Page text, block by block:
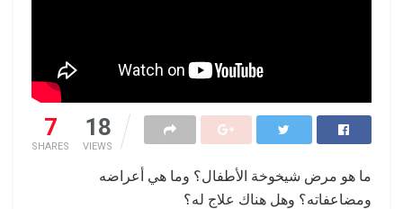
7
SHARES
18
VIEWS
ما هو مرض شيخوخة الأطفال؟ وما هي أعراضه
ومضاعفاته؟ وهل هناك علاج له؟